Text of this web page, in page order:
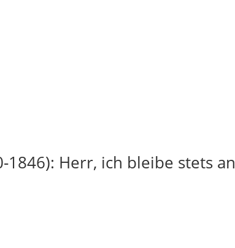
1846): Herr, ich bleibe stets an